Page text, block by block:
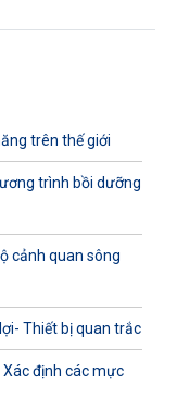
trên thế giới
trình bồi dưỡng
cảnh quan sông
Thiết bị quan trắc
định các mực